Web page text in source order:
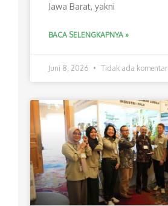
Jawa Barat, yakni
BACA SELENGKAPNYA »
Juni 8, 2026 Tidak ada komentar